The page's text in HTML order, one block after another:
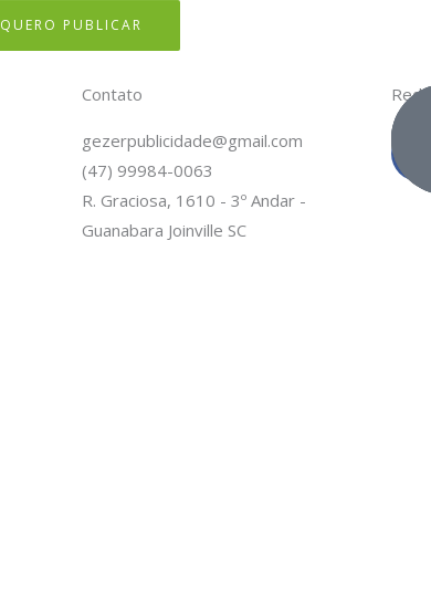
QUERO PUBLICAR
Contato
gezerpublicidade@gmail.com
(47) 99984-0063
R. Graciosa, 1610 - 3º Andar -
Guanabara Joinville SC
c